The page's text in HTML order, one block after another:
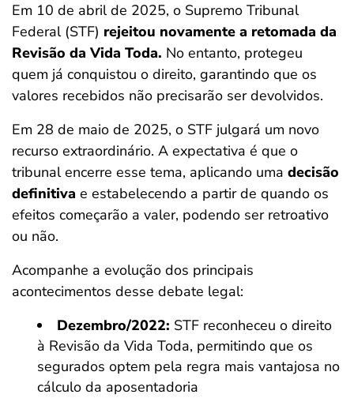
Em 10 de abril de 2025, o Supremo Tribunal
Federal (STF) rejeitou novamente a retomada da
Revisão da Vida Toda. No entanto, protegeu
quem já conquistou o direito, garantindo que os
valores recebidos não precisarão ser devolvidos.
Em 28 de maio de 2025, o STF julgará um novo
recurso extraordinário. A expectativa é que o
tribunal encerre esse tema, aplicando uma decisão
definitiva e estabelecendo a partir de quando os
efeitos começarão a valer, podendo ser retroativo
ou não.
Acompanhe a evolução dos principais
acontecimentos desse debate legal:
Dezembro/2022: STF reconheceu o direito
à Revisão da Vida Toda, permitindo que os
segurados optem pela regra mais vantajosa no
cálculo da aposentadoria